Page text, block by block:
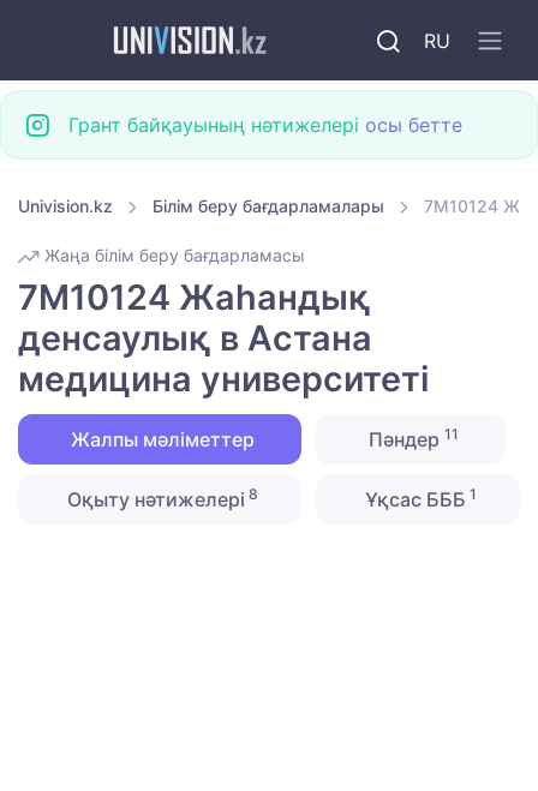
RU
Грант байқауының нәтижелері осы бетте
Univision.kz Білім беру бағдарламалары 7M10124
Жаңа білім беру бағдарламасы
7M10124 Жаһандық
денсаулық в Астана
медицина университеті
Жалпы мәліметтер Пәндер 11
Оқыту нәтижелері 8 Ұқсас БББ 1